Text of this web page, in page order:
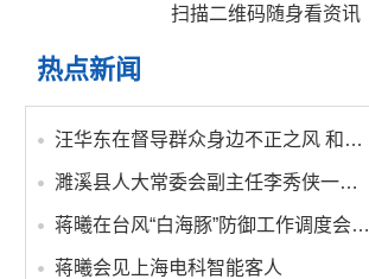
扫描二维码随身看资讯
热点新闻
汪华东在督导群众身边不正之风 和腐败问题集中整治工作时强调 以更高标准更实举措纵深推进集中整治 不断增强人民群众获得感幸福感安全感
濉溪县人大常委会副主任李秀侠一行调研城乡客运一体化和治超工作
蒋曦在台风“白海豚”防御工作调度会上强调 牢固树立和践行正确政绩观 切实维护人民群众生命财产安全
蒋曦会见上海电科智能客人